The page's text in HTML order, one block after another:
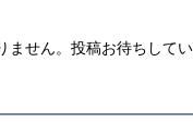
ません。投稿お待ちしてい